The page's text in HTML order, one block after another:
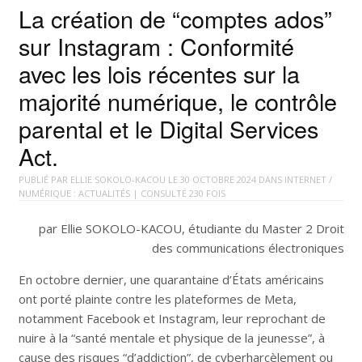
La création de “comptes ados”
sur Instagram : Conformité
avec les lois récentes sur la
majorité numérique, le contrôle
parental et le Digital Services
Act.
PUBLIÉ PAR ELLIE SOKOLO-KACOU LE 30 OCTOBRE 2024DANS INTERNET /
NUMÉRIQUE : ACTUALITÉS| CONSULTÉ 230 FOIS
par Ellie SOKOLO-KACOU, étudiante du Master 2 Droit
des communications électroniques
En octobre dernier, une quarantaine d’États américains
ont porté plainte contre les plateformes de Meta,
notamment Facebook et Instagram, leur reprochant de
nuire à la “santé mentale et physique de la jeunesse”, à
cause des risques “d’addiction”, de cyberharcèlement ou